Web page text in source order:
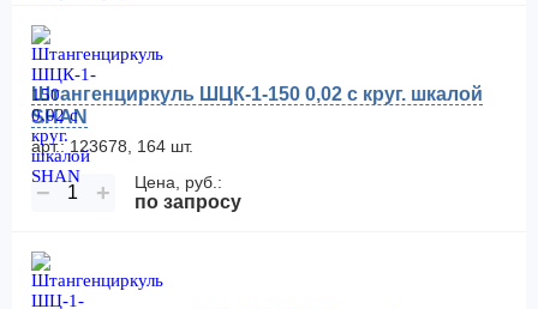
Штангенциркуль ШЦК-1-150 0,02 с круг. шкалой
SHAN
арт.: 123678, 164 шт.
− + Цена, руб.:
по запросу